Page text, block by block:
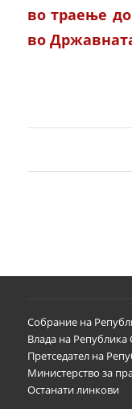
во траење
во
Собрание на
Влада на
Претседател на
Министерство за
Останати линкови